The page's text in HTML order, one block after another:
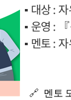
▪ 대상:
▪ 운영 : 『
▪ 멘토:
🔗 멘토